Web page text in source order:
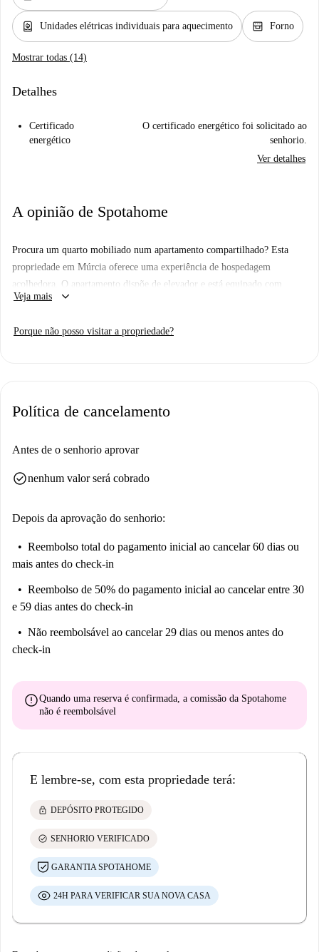
water_heater Unidades elétricas individuais para aquecimento oven_gen Forno
Mostrar todas (14)
Detalhes
Certificado
energético
O certificado energético foi solicitado ao
senhorio.
Ver detalhes
A opinião de Spotahome
Procura um quarto mobiliado num apartamento compartilhado? Esta
propriedade em Múrcia oferece uma experiência de hospedagem
acolhedora. O apartamento dispõe de elevador e está equipado com
cozinha e varanda, garantindo conforto e praticidade. Além disso, o Wi-
lanchonete Akses Kebab And Pizza e o Restaurante La Cabaña para
culinárias de Múrcia, muito além de uma simples hospedagem.
Veja mais keyboard_arrow_down
Porque não posso visitar a propriedade?
Política de cancelamento
Antes de o senhorio aprovar
check_circlenenhum valor será cobrado
Depois da aprovação do senhorio:
Reembolso total do pagamento inicial ao cancelar 60 dias ou
mais antes do check-in
Reembolso de 50% do pagamento inicial ao cancelar entre 30
e 59 dias antes do check-in
Não reembolsável ao cancelar 29 dias ou menos antes do
check-in
errorQuando uma reserva é confirmada, a comissão da Spotahome
não é reembolsável
E lembre-se, com esta propriedade terá:
lock DEPÓSITO PROTEGIDO
check_circle SENHORIO VERIFICADO
GARANTIA SPOTAHOME
24H PARA VERIFICAR SUA NOVA CASA